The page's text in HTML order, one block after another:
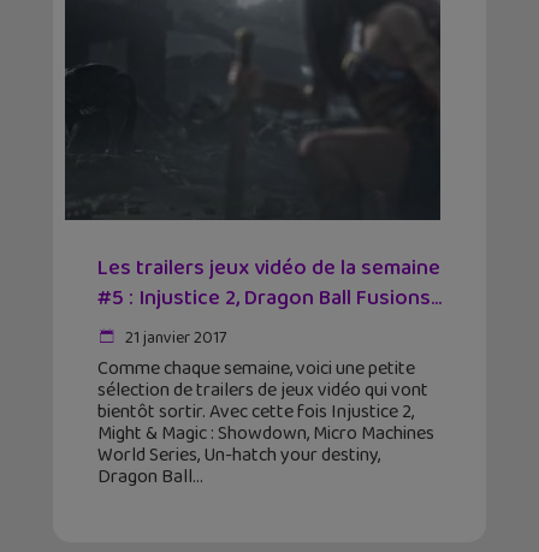
Les trailers jeux vidéo de la semaine
#5 : Injustice 2, Dragon Ball Fusions…
21 janvier 2017
Comme chaque semaine, voici une petite
sélection de trailers de jeux vidéo qui vont
bientôt sortir. Avec cette fois Injustice 2,
Might & Magic : Showdown, Micro Machines
World Series, Un-hatch your destiny,
Dragon Ball